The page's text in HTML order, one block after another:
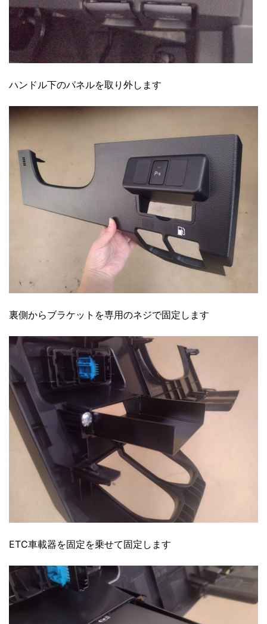
ハンドル下のパネルを取り外します
裏側からブラケットを専用のネジで固定します
ETC車載器を固定を乗せて固定します